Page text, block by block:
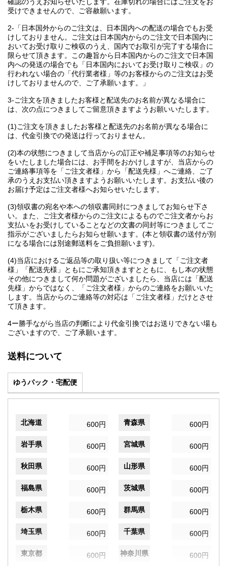
確認のうえお知らせいたします。在庫切れの場合にはご注文をお
受けできませんので、ご容赦願います。
2-「日本国外からのご注文は、日本国内への配送の場合でもお受
けしておりません。ご注文は日本国内からのご注文で日本国内に
おいてお受け取りご検収のうえ、国内でお取引が完了する場合に
限らせて頂きます。この趣旨から日本国内からのご注文で日本国
内への発送の場合でも「日本国内においてお受け取りご検収」の
行われない場合の「代行業者様」等のお客様からのご注文はお受
けしておりませんので、ご了承願います。」
3-ご注文を頂きましたお客様と配送先のお名前が異なる場合に
は、次の点につきましてご留意頂きますようお願いいたします。
(1)ご注文を頂きましたお客様と配送先のお名前が異なる場合に
は、代金引換での発送は行っておりません。
(2)本の状態につきまして当店からの訂正や補足事項等のお知らせ
をいたしました場合には、お手間をおかけしますが、当店からの
ご連絡事項等を「ご注文者様」から「配送先様」へご連絡、ご了
承のうえお支払い頂きますようお願いいたします。お支払い後の
お届け予定はご注文者様へお知らせいたします。
(3)領収書の宛名や本への領収書同封につきましてお知らせ下さ
い。また、ご注文者様からのご注文によるものでご注文者からお
支払いをお受けしていることなどの文書の同封等につきましてご
指示がございましたらお知らせ願います。(本と領収書の送付が別
になる場合には別途郵送料をご負担願います)。
(4)当店におけるご返品等の取り扱い等につきまして「ご注文者
様」「配送先様」ともにご承知頂きますとともに、もし本の状態
その他につきまして何か問題がございましたら、当店には「配送
先様」からではなく、「ご注文者様」からのご連絡をお願いいた
します。当店からのご連絡等の対応は「ご注文者様」だけとさせ
て頂きます。
4ー勝手ながら当店の判断により代金引換ではお送りできない場も
ございますので、ご了承願います。
送料について
ゆうパック・宅配便
北海道 600円 青森県 600円
岩手県 600円 宮城県 600円
秋田県 600円 山形県 600円
福島県 600円 茨城県 600円
栃木県 600円 群馬県 600円
埼玉県 600円 千葉県 600円
東京都 600円 神奈川県 600円